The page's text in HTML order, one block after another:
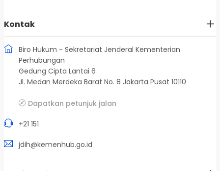
Kontak
Biro Hukum - Sekretariat Jenderal Kementerian
Perhubungan
Gedung Cipta Lantai 6
Jl. Medan Merdeka Barat No. 8 Jakarta Pusat 10110
Dapatkan petunjuk jalan
+21 151
jdih@kemenhub.go.id